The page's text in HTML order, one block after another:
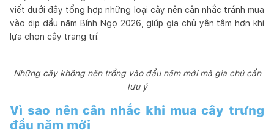
viết dưới đây tổng hợp những loại cây nên cân nhắc tránh mua
vào dịp đầu năm Bính Ngọ 2026, giúp gia chủ yên tâm hơn khi
lựa chọn cây trang trí.
Những cây không nên trồng vào đầu năm mới mà gia chủ cần
lưu ý
Vì sao nên cân nhắc khi mua cây trưng
đầu năm mới